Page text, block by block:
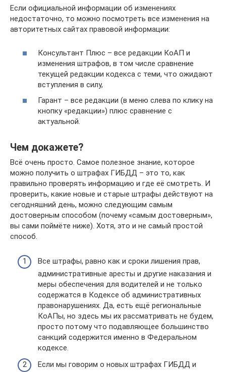
Если официальной информации об изменениях
недостаточно, то можно посмотреть все изменения на
авторитетных сайтах правовой информации:
Консультант Плюс – все редакции КоАП и
изменения штрафов, в том числе сравнение
текущей редакции кодекса с теми, что ожидают
вступления в силу,
Гарант – все редакции (в меню слева по клику на
кнопку «редакции») плюс сравнение с
актуальной.
Чем докажете?
Всё очень просто. Самое полезное знание, которое
можно получить о штрафах ГИБДД – это то, как
правильно проверять информацию и где её смотреть. И
проверить, какие новые и старые штрафы действуют на
сегодняшний день, можно следующим самым
достоверным способом (почему «самым достоверным»,
вы сами поймёте ниже). Хотя, это и не самый простой
способ.
Все штрафы, равно как и сроки лишения прав,
административные аресты и другие наказания и
меры обеспечения для водителей и не только
содержатся в Кодексе об административных
правонарушениях. Да, есть ещё региональные
КоАПы, но здесь мы их рассматривать не будем,
просто потому что подавляющее большинство
санкций содержится именно в Федеральном
кодексе.
Если мы говорим о новых штрафах ГИБДД и